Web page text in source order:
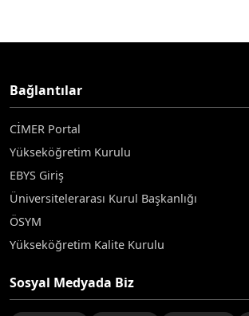
Bağlantılar
CİMER Portal
Yükseköğretim Kurulu
EBYS Giriş
Üniversitelerarası Kurul Başkanlığı
ÖSYM
Yükseköğretim Kalite Kurulu
Sosyal Medyada Biz